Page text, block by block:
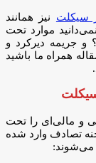
سیکلت نیز همانند
موارد تحت
جریمه دیرکرد و
همراه ما باشید
و مالی‌ای را تحت
تصادف وارد شده
می‌شوند: